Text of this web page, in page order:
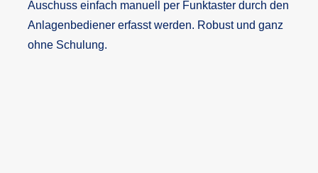
Auschuss einfach manuell per Funktaster durch den
Anlagenbediener erfasst werden. Robust und ganz
ohne Schulung.